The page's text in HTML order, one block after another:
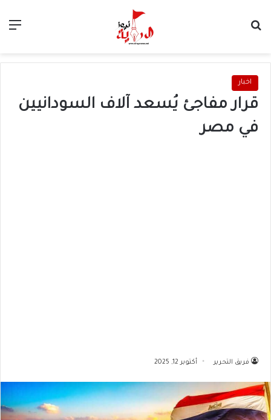
اخبار
قرار مفاجئ يُسعد آلاف السودانيين
في مصر
فريق التحرير أكتوبر 12, 2025